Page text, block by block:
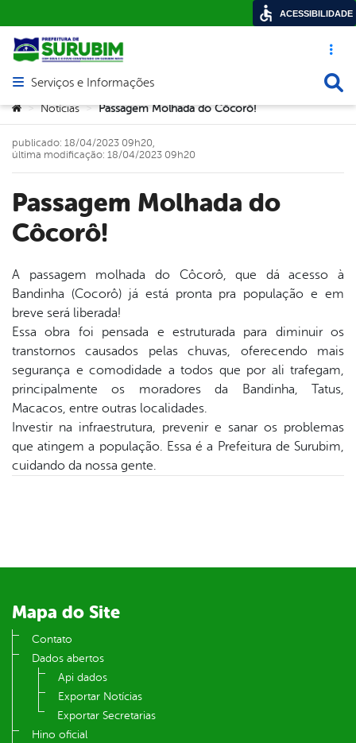
Acesso
Abrir menu principal de navegação
Serviços e Informações
Você está aqui:
> Notícias > Passagem Molhada do Côcorô!
Passagem Molhada do
Côcorô!
publicado: 18/04/2023 09h20,
última modificação: 18/04/2023 09h20
A passagem molhada do Côcorô, que dá acesso à
Bandinha (Cocorô) já está pronta pra população e em
breve será liberada!
Essa obra foi pensada e estruturada para diminuir os
transtornos causados pelas chuvas, oferecendo mais
segurança e comodidade a todos que por ali trafegam,
principalmente os moradores da Bandinha, Tatus,
Macacos, entre outras localidades.
Investir na infraestrutura, prevenir e sanar os problemas
que atingem a população. Essa é a Prefeitura de Surubim,
cuidando da nossa gente.
Mapa do Site
Contato
Dados abertos
Api dados
Exportar Notícias
Exportar Secretarias
Hino oficial
ACESSIBILIDADE